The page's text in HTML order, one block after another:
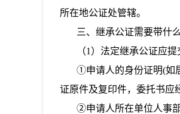
所在地公证处管辖。
三、继承公证需要带什
（1）法定继承公证应提
①申请人的身份证明(如居
证原件及复印件，委托书应
②申请人所在单位人事部